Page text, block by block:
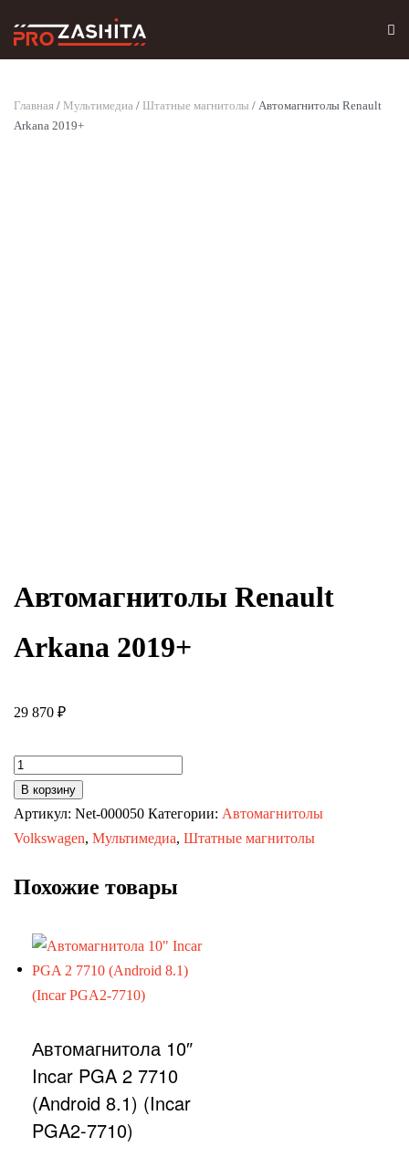
Skip to main content
Главная / Мультимедиа / Штатные магнитолы / Автомагнитолы Renault
Arkana 2019+
Автомагнитолы Renault
Arkana 2019+
29 870 ₽
Количество
товара
Автомагнитолы
Renault
2019+
В корзину
Артикул: Net-000050 Категории: Автомагнитолы
Volkswagen, Мультимедиа, Штатные магнитолы
Похожие товары
Автомагнитола 10″
Incar PGA 2 7710
(Android 8.1) (Incar
PGA2-7710)